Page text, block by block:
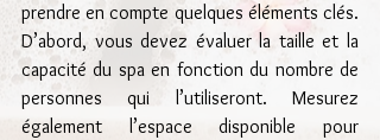
prendre en compte quelques éléments clés.
D’abord, vous devez évaluer la taille et la
capacité du spa en fonction du nombre de
personnes qui l’utiliseront. Mesurez
également l’espace disponible pour